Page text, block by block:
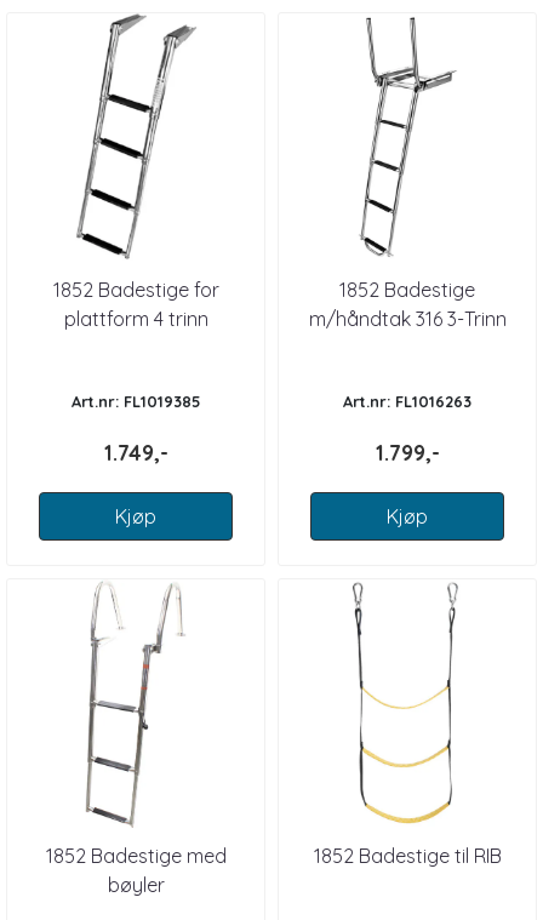
1852 Badestige for
plattform 4 trinn
Art.nr: FL1019385
1.749,-
Kjøp
1852 Badestige
m/håndtak 316 3-Trinn
Art.nr: FL1016263
1.799,-
Kjøp
1852 Badestige med
bøyler
1852 Badestige til RIB